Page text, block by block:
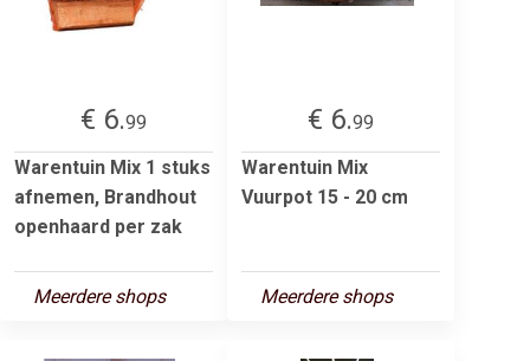
€ 6.99
Warentuin Mix 1 stuks
afnemen, Brandhout
openhaard per zak
Meerdere shops
€ 6.99
Warentuin Mix
Vuurpot 15 - 20 cm
Meerdere shops